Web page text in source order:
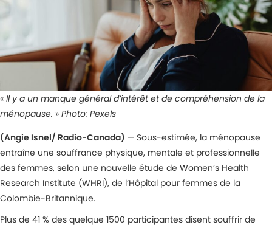
« Il y a un manque général d’intérêt et de compréhension de la
ménopause. » Photo: Pexels
(Angie Isnel/ Radio-Canada) — Sous-estimée, la ménopause
entraîne une souffrance physique, mentale et professionnelle
des femmes, selon une nouvelle étude de Women’s Health
Research Institute (WHRI), de l’Hôpital pour femmes de la
Colombie-Britannique.
Plus de 41 % des quelque 1500 participantes disent souffrir de